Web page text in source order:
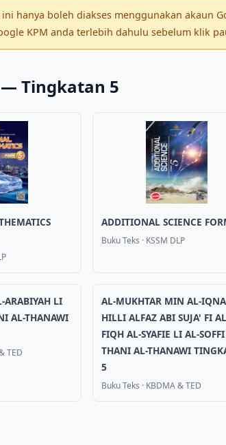
hanya boleh diakses menggunakan akaun
KPM anda terlebih dahulu sebelum klik
Tingkatan 5
ADDITIONAL SCIENCE
Buku Teks · KSSM DLP
ARABIYAH LI
AL-THANAWI
TED
AL-MUKHTAR MIN AL-
HILLI ALFAZ ABI SUJA' FI
FIQH AL-SYAFIE LI AL-
THANI AL-THANAWI
5
Buku Teks · KBDMA & TED